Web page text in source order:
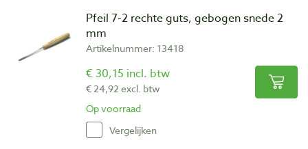
Pfeil 7-2 rechte guts, gebogen snede 2
mm
Artikelnummer: 13418
€ 30,15 incl. btw
€ 24,92 excl. btw
Op voorraad
Vergelijken